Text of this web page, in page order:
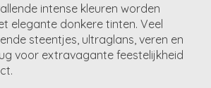
intense kleuren worden
elegante donkere tinten. Veel
steentjes, ultraglans, veren en
voor extravagante feestelijkheid